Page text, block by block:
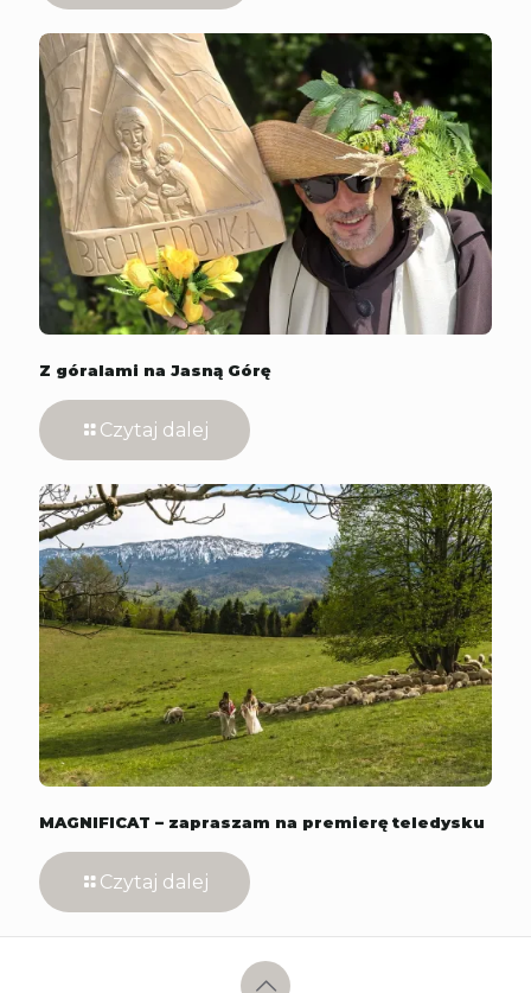
Z góralami na Jasną Górę
Czytaj dalej
MAGNIFICAT – zapraszam na premierę teledysku
Czytaj dalej